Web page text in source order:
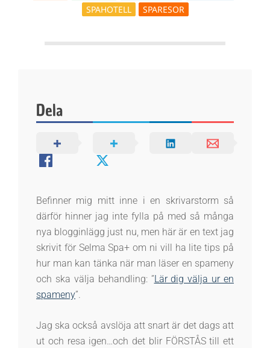
SPAHOTELL
SPARESOR
Dela
Befinner mig mitt inne i en skrivarstorm så
därför hinner jag inte fylla på med så många
nya blogginlägg just nu, men här är en text jag
skrivit för Selma Spa+ om ni vill ha lite tips på
hur man kan tänka när man läser en spameny
och ska välja behandling: ”Lär dig välja ur en
spameny”.
Jag ska också avslöja att snart är det dags att
ut och resa igen…och det blir FÖRSTÅS till ett